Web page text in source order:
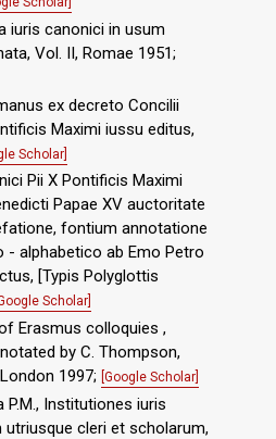
iuris canonici in usum
Vol. II, Romae 1951;
ex decreto Concilii
Maximi iussu editus,
Scholar]
Pii X Pontificis Maximi
Papae XV auctoritate
fontium annotatione
- alphabetico ab Emo Petro
[Typis Polyglottis
Scholar]
Erasmus colloquies ,
by C. Thompson,
1997; [Google Scholar]
Institutiones iuris
utriusque cleri et scholarum,